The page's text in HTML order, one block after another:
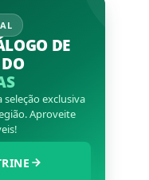
DE
exclusiva
Aproveite